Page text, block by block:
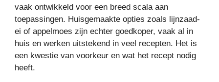
vaak ontwikkeld voor een breed scala aan
toepassingen. Huisgemaakte opties zoals lijnzaad-
ei of appelmoes zijn echter goedkoper, vaak al in
huis en werken uitstekend in veel recepten. Het is
een kwestie van voorkeur en wat het recept nodig
heeft.